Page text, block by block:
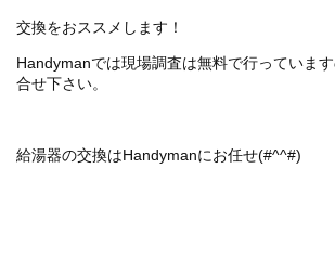
交換をおススメします！
Handymanでは現場調査は無料で行っていま
合せ下さい。
給湯器の交換はHandymanにお任せ(#^^#)